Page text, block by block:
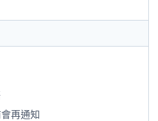
再通知